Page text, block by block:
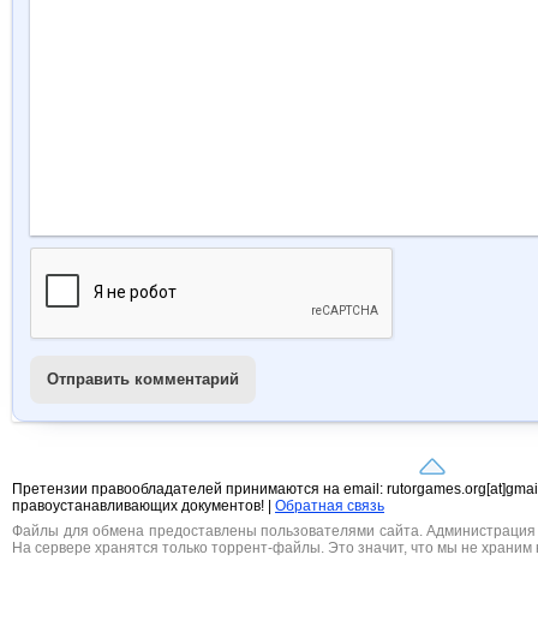
Отправить комментарий
Претензии правообладателей принимаются на email:
правоустанавливающих документов! |
Обратная связь
Файлы для обмена предоставлены пользователями сайта. Администрация
На сервере хранятся только торрент-файлы. Это значит, что мы не